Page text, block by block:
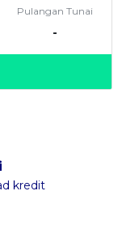
Pulangan Tunai
-
kredit